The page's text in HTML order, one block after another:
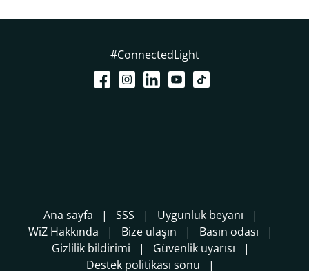
#ConnectedLight
Ana sayfa SSS
Uygunluk beyanı
WiZ Hakkında
Bize ulaşın
Basın odası
Gizlilik bildirimi
Güvenlik uyarısı
Destek politikası sonu